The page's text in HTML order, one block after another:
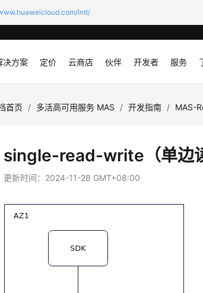
intl/
决方案 定价 云商店 伙伴 开发者 服务
首页 / 多活高可用服务 MAS / 开发指南 / MAS-
single-read-write（单边
更新时间： 2024-11-28 GMT+08:00